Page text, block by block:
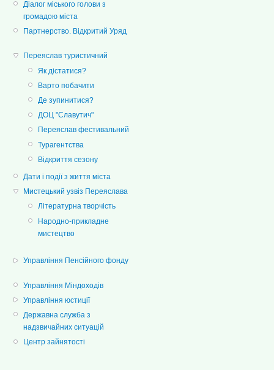
Діалог міського голови з
громадою міста
Партнерство. Відкритий Уряд
Переяслав туристичний
Як дістатися?
Варто побачити
Де зупинитися?
ДОЦ "Славутич"
Переяслав фестивальний
Турагентства
Відкриття сезону
Дати і події з життя міста
Мистецький узвіз Переяслава
Літературна творчість
Народно-прикладне
мистецтво
Управління Пенсійного фонду
Управління Міндоходів
Управління юстиції
Державна служба з
надзвичайних ситуацій
Центр зайнятості